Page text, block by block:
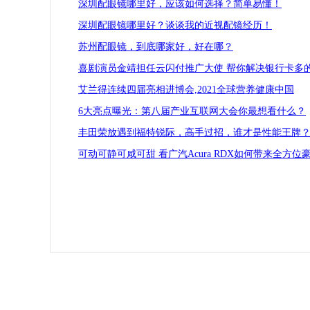
深圳配眼镜哪里好，应该如何选择？简单易懂！
深圳配眼镜哪里好？谈谈我的近视配镜经历！
苏州配眼镜，到底哪家好，好在哪？
喜剧演员金靖担任云闪付推广大使 帮你解决银行卡多
艾兰得连续四届亮相进博会,2021全球营养健康中国
6大亮点曝光：第八届产业互联网大会你最想看什么？
丰田荣放遇到福特锐际，高手过招，谁才是性能王牌？
可动可静可咸可甜 看广汽Acura RDX如何带来全方位